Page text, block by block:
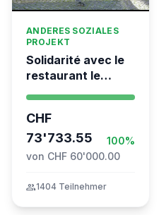
ANDERES SOZIALES
PROJEKT
Solidarité avec le
restaurant le
CHF
73'733.55
100%
von CHF 60'000.00
group1404 Teilnehmer